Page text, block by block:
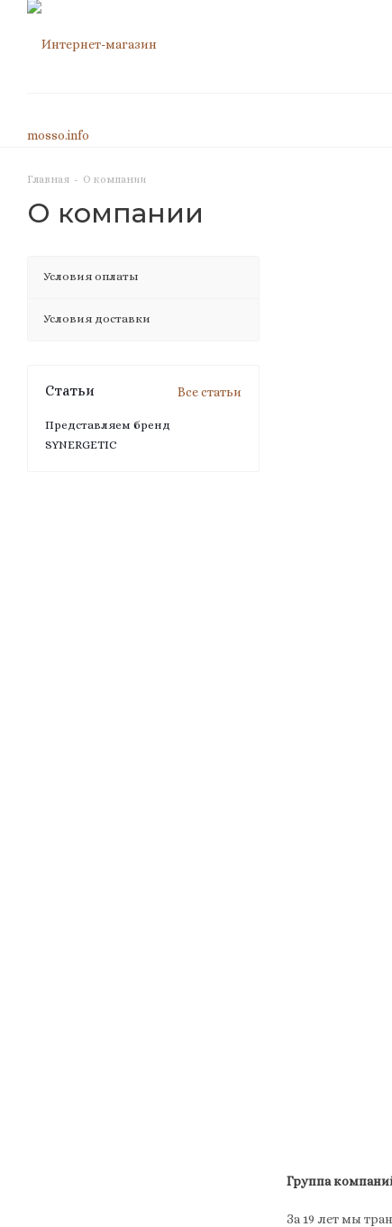
Главная - О компании
О компании
Группа
За 19 лет мы
Условия оплаты
Условия доставки
Статьи Все статьи
Представляем бренд
SYNERGETIC